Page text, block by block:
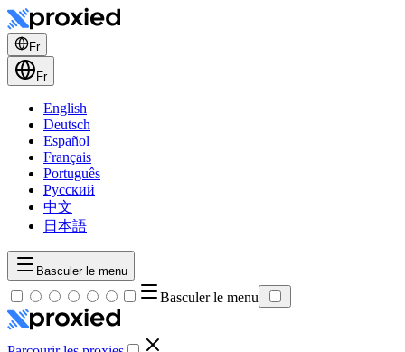
Fr
Fr
English
Deutsch
Español
Français
Português
Русский
中文
日本語
Basculer le menu
Basculer le menu